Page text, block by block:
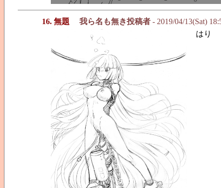
16. 無題 我ら名も無き投稿者 - 2019/04/13(Sat)
はり